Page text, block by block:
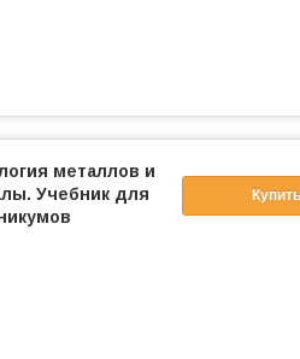
Купить
металлов и
Учебник для